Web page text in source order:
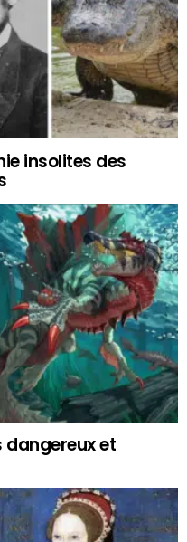
insolites des
dangereux et